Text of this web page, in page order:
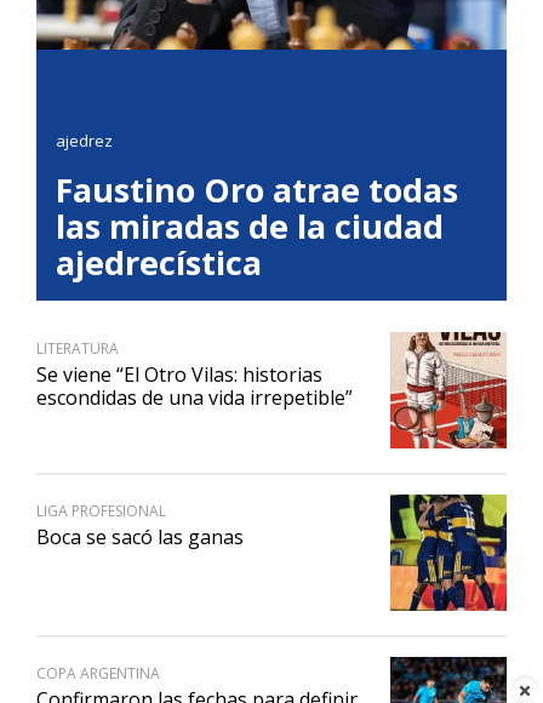
ajedrez
Faustino Oro atrae todas
las miradas de la ciudad
ajedrecística
LITERATURA
Se viene “El Otro Vilas: historias
escondidas de una vida irrepetible”
LIGA PROFESIONAL
Boca se sacó las ganas
COPA ARGENTINA